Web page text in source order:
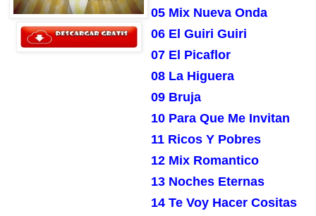
05 Mix Nueva Onda
06 El Guiri Guiri
07 El Picaflor
08 La Higuera
09 Bruja
10 Para Que Me Invitan
11 Ricos Y Pobres
12 Mix Romantico
13 Noches Eternas
14 Te Voy Hacer Cositas